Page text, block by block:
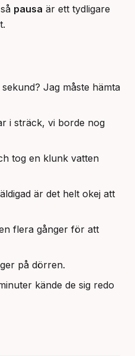
pausa är ett tydligare
Jag måste hämta
i sträck, vi borde nog
tog en klunk vatten
är det helt okej att
flera gånger för att
på dörren.
kände de sig redo